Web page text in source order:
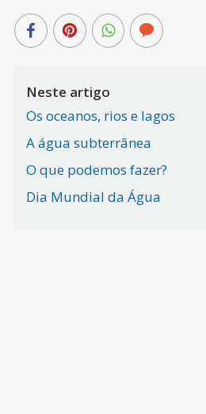
Neste artigo
Os oceanos, rios e lagos
A água subterrânea
O que podemos fazer?
Dia Mundial da Água